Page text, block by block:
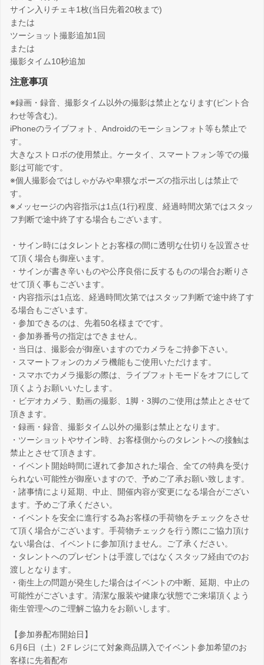
サイン入りチェキ1枚(当日先着20枚まで)
または
ツーショット撮影追加1回
または
撮影タイム10秒追加
注意事項
※録画・録音、撮影タイム以外の撮影は禁止となります(ピント合
わせ等含む)。
iPhoneのライブフォト、Androidのモーションフォト等も禁止で
す。
大きなストロボの使用禁止。ケータイ、スマートフォン等での撮
影は可能です。
※個人撮影会ではしゃがみや卑猥なポーズの指示出しは禁止で
す。
※メッセージの内容指示は1点(1行)程度、経過時間次第ではスタッ
フ判断で途中終了する場合もございます。
・サイン時にはタレントとお客様の間に透明な仕切りを設置させ
て頂く場合も御座います。
・サインが書き辛いものや公序良俗に反するものの場合お断りさ
せて頂く事もございます。
・内容指示は1点迄、経過時間次第ではスタッフ判断で途中終了す
る場合もございます。
・参加できるのは、先着50名様までです。
・参加券番号の指定はできません。
・当日は、撮影会が御座いますのでカメラをご持参下さい。
・スマートフォンのカメラ機能もご使用いただけます。
・スマホでカメラ撮影の際は、ライブフォトモードをオフにして
頂くようお願いいたします。
・ビデオカメラ、動画の撮影、1脚・3脚のご使用は禁止とさせて
頂きます。
・録画・録音、撮影タイム以外の撮影は禁止となります。
・ツーショットやサイン時、お客様側からのタレントへの接触は
禁止とさせて頂きます。
・イベント開始時間に遅れて参加された場合、全ての特典を受け
られない可能性が御座いますので、予めご了承お願い致します。
・諸事情により延期、中止、開催内容が変更になる場合がござい
ます。予めご了承ください。
・イベントを安全に進行する為お客様の手荷物をチェックをさせ
て頂く場合がございます。手荷物チェックを行う際にご協力頂け
ない場合は、イベントに参加頂けません。ご了承ください。
・タレントへのプレゼントは手渡しではなくスタッフ経由でのお
渡しとなります。
・衛生上の問題が発生した場合はイベントの中断、延期、中止の
可能性がございます。清潔な服装や健康な状態でご来場頂くよう
衛生管理へのご理解ご協力をお願いします。
【参加券配布開始日】
6月6日（土）2Ｆレジにて対象商品購入でイベント参加希望のお
客様に先着配布